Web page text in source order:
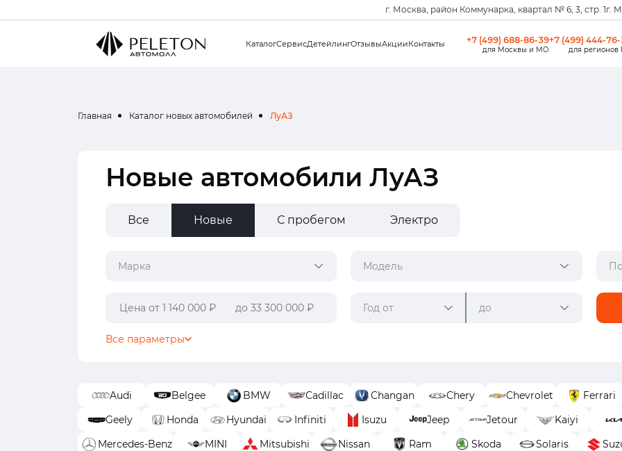
г. Москва, район Коммунарка, квартал № 6, 3, стр. 1г.
КаталогСервисДетейлингОтзывыАкцииКонтакты +7 (499) 688-86-39
для Москвы и МО
+7 (499) 444-
для регионов
Главная Каталог новых автомобилей ЛуАЗ
Новые автомобили ЛуАЗ
Все Новые С пробегом Электро
Марка Модель
Год от до
Все параметры
Audi Belgee BMW Cadillac Changan Chery Chevrolet Ferrari
Geely
Honda Hyundai Infiniti Isuzu Jeep Jetour Kaiyi
Mercedes-Benz
MINI Mitsubishi Nissan Ram Skoda Solaris